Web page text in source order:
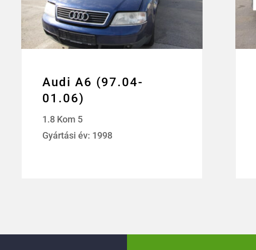
Audi A6 (97.04-
01.06)
1.8 Kom 5
Gyártási év: 1998